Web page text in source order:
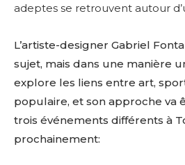
adeptes se retrouvent autour
L’artiste-designer Gabriel
sujet, mais dans une manière
explore les liens entre art,
populaire, et son approche va
trois événements différents à
prochainement: